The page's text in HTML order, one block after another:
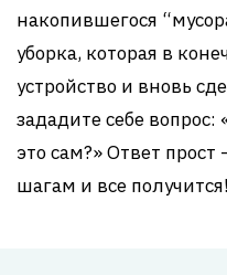
накопившегося
уборка, которая в
устройство и вновь
зададите себе вопрос:
это сам?» Ответ
шагам и все получится!